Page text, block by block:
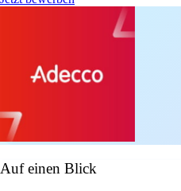
Auf einen Blick